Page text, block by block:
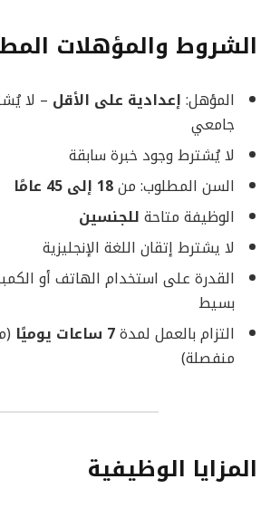
الشروط والمؤهلات
المؤهل: إعدادية على الأقل – لا
جامعي
لا يُشترط وجود خبرة سابقة
السن المطلوب: من18 إلى 45 عامًا
الوظيفة متاحة للجنسين
لا يشترط إتقان اللغة الإنجليزية
القدرة على استخدام الهاتف أو
بسيط
التزام بالعمل لمدة7 ساعات يوميًا
منفصلة)
المزايا الوظيفية